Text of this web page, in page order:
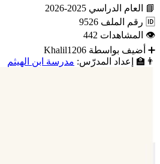
📘 العام الدراسي 2025-2026
🆔 رقم الملف 9526
👁 المشاهدات 442
➕ أضيف بواسطة Khalil1206
👨‍🏫
إعداد المدرّس: مدرسة ابن الهيثم